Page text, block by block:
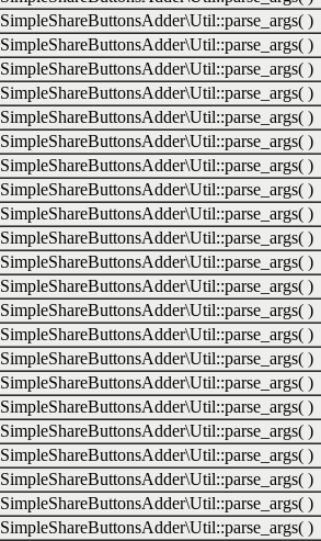
SimpleShareButtonsAdder\Util::parse_args( )
SimpleShareButtonsAdder\Util::parse_args( )
SimpleShareButtonsAdder\Util::parse_args( )
SimpleShareButtonsAdder\Util::parse_args( )
SimpleShareButtonsAdder\Util::parse_args( )
SimpleShareButtonsAdder\Util::parse_args( )
SimpleShareButtonsAdder\Util::parse_args( )
SimpleShareButtonsAdder\Util::parse_args( )
SimpleShareButtonsAdder\Util::parse_args( )
SimpleShareButtonsAdder\Util::parse_args( )
SimpleShareButtonsAdder\Util::parse_args( )
SimpleShareButtonsAdder\Util::parse_args( )
SimpleShareButtonsAdder\Util::parse_args( )
SimpleShareButtonsAdder\Util::parse_args( )
SimpleShareButtonsAdder\Util::parse_args( )
SimpleShareButtonsAdder\Util::parse_args( )
SimpleShareButtonsAdder\Util::parse_args( )
SimpleShareButtonsAdder\Util::parse_args( )
SimpleShareButtonsAdder\Util::parse_args( )
SimpleShareButtonsAdder\Util::parse_args( )
SimpleShareButtonsAdder\Util::parse_args( )
SimpleShareButtonsAdder\Util::parse_args( )